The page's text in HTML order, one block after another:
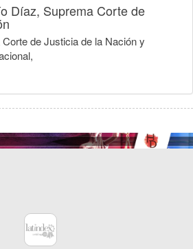
Díaz, Suprema Corte de
de Justicia de la Nación y